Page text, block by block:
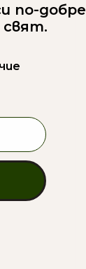
по-добре
свят.